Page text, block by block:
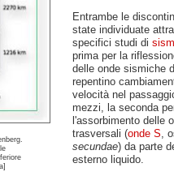
Entrambe le
state individuate
specifici studi di
prima per la
delle onde sismiche
repentino
velocità nel
mezzi, la seconda
l'assorbimento delle
trasversali (onde S ,
secundae) da parte
esterno liquido.